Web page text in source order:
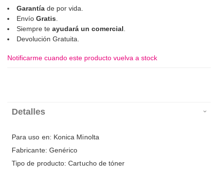
Garantía de por vida.
Envío Gratis.
Siempre te ayudará un comercial.
Devolución Gratuita.
Notificarme cuando este producto vuelva a stock
Detalles
Para uso en: Konica Minolta
Fabricante: Genérico
Tipo de producto: Cartucho de tóner